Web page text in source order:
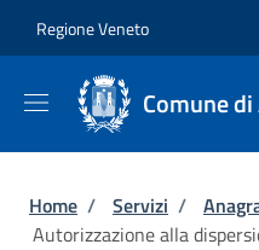
Regione Veneto
Comune
Briciole di
Home / Servizi /
Autorizzazione alla